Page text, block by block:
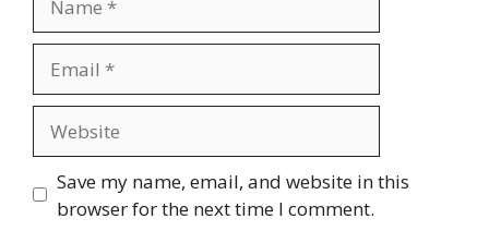
Save my name, email, and website in this
browser for the next time I comment.